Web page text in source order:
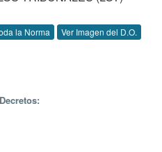
la Norma Ver Imagen del D.O.